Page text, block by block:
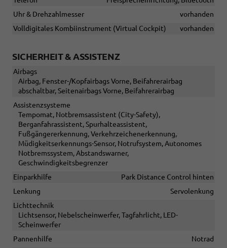
Uhr & Drehzahlmesser
vorhanden
Volldigitales Kombiinstrument (Virtual Cockpit)
vorhanden
SICHERHEIT & ASSISTENZ
Airbags
Airbag, Fenster-/Kopfairbags Vorne, Beifahrerairbag
abschaltbar, Seitenairbags Vorne, Beifahrerairbag
Assistenzsysteme
Tempomat, Notbremsassistent (City-Safety),
Berganfahrassistent, Spurhalteassistent,
Fußgängererkennung, Verkehrzeichenerkennung,
Müdigkeitserkennungs-Sensor, Notrufsystem, Autonomes
Notbremssystem, Abstandswarner,
Geschwindigkeitsbegrenzer
Einparkhilfe
Park Distance Control hinten
Lenkung
Servolenkung
Lichttechnik
Lichtsensor, Nebelscheinwerfer, Tagfahrlicht, LED-
Scheinwerfer
Pannenhilfe
Notrad